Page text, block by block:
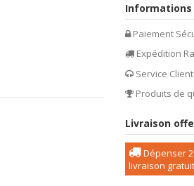
Informations
Paiement
Expédition
Service
Produits de
Livraison
Dépenser
livraison